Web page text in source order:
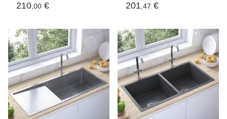
210,00 € 201,47 €